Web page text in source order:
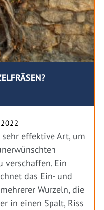
effektive Art, um
verschaffen. Ein
das Ein- und
Wurzeln, die
in einen Spalt, Riss